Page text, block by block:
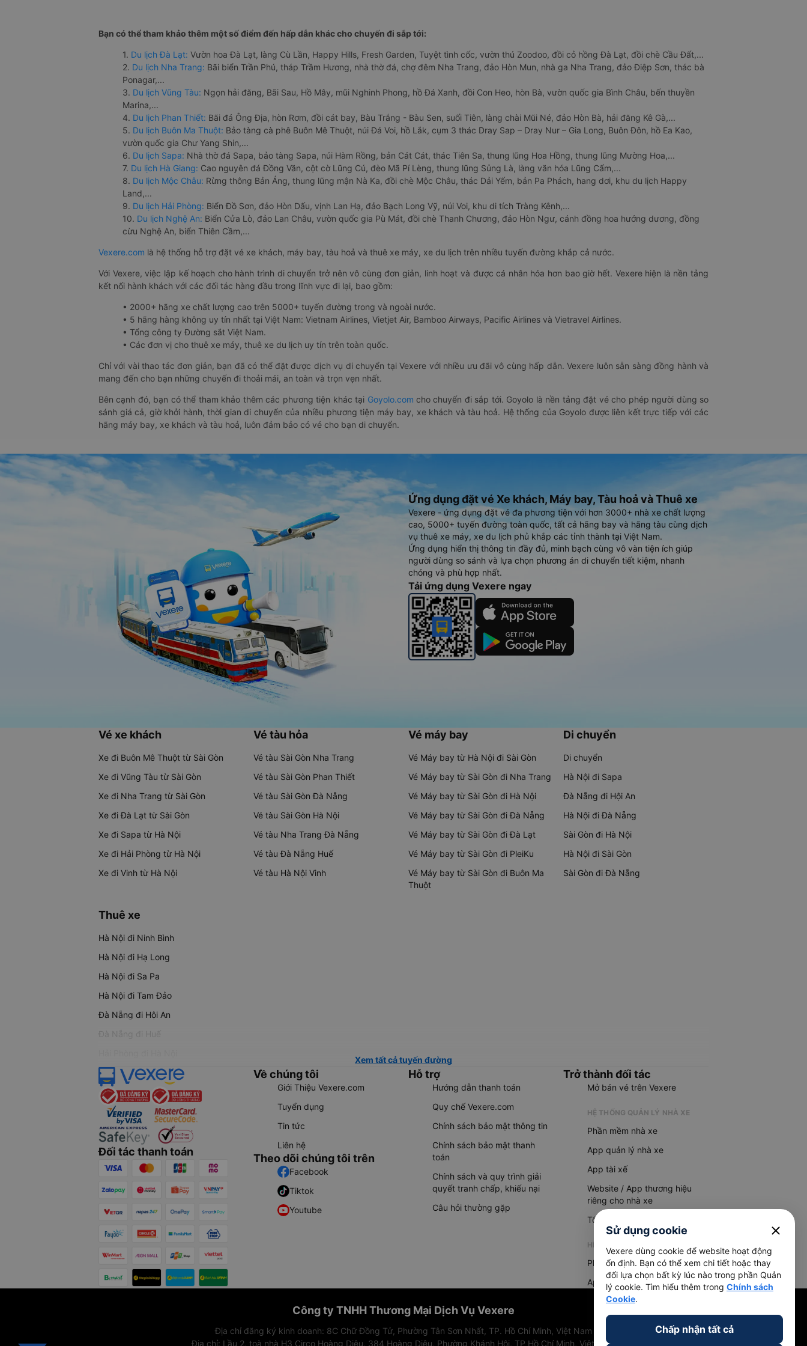
Bạn có thể tham khảo thêm một số điểm đến hấp dẫn khác cho chuyến đi sắp tới:
1. Du lịch Đà Lạt: Vườn hoa Đà Lạt, làng Cù Lần, Happy Hills, Fresh Garden, Tuyệt tình cốc, vườn thú Zoodoo, đồi cỏ hồng Đà Lạt, đồi chè Cầu Đất,...
2. Du lịch Nha Trang: Bãi biển Trần Phú, tháp Trầm Hương, nhà thờ đá, chợ đêm Nha Trang, đảo Hòn Mun, nhà ga Nha Trang, đảo Điệp Sơn, thác bà
Ponagar,...
3. Du lịch Vũng Tàu: Ngọn hải đăng, Bãi Sau, Hồ Mây, mũi Nghinh Phong, hồ Đá Xanh, đồi Con Heo, hòn Bà, vườn quốc gia Bình Châu, bến thuyền
Marina,...
4. Du lịch Phan Thiết: Bãi đá Ông Địa, hòn Rơm, đồi cát bay, Bàu Trắng - Bàu Sen, suối Tiên, làng chài Mũi Né, đảo Hòn Bà, hải đăng Kê Gà,...
5. Du lịch Buôn Ma Thuột: Bảo tàng cà phê Buôn Mê Thuột, núi Đá Voi, hồ Lắk, cụm 3 thác Dray Sap – Dray Nur – Gia Long, Buôn Đôn, hồ Ea Kao,
vườn quốc gia Chư Yang Shin,...
6. Du lịch Sapa: Nhà thờ đá Sapa, bảo tàng Sapa, núi Hàm Rồng, bản Cát Cát, thác Tiên Sa, thung lũng Hoa Hồng, thung lũng Mường Hoa,...
7. Du lịch Hà Giang: Cao nguyên đá Đồng Văn, cột cờ Lũng Cú, đèo Mã Pí Lèng, thung lũng Sủng Là, làng văn hóa Lũng Cẩm,...
8. Du lịch Mộc Châu: Rừng thông Bản Áng, thung lũng mận Nà Ka, đồi chè Mộc Châu, thác Dải Yếm, bản Pa Phách, hang dơi, khu du lịch Happy
Land,...
9. Du lịch Hải Phòng: Biển Đồ Sơn, đảo Hòn Dấu, vịnh Lan Hạ, đảo Bạch Long Vỹ, núi Voi, khu di tích Tràng Kênh,...
10. Du lịch Nghệ An: Biển Cửa Lò, đảo Lan Châu, vườn quốc gia Pù Mát, đồi chè Thanh Chương, đảo Hòn Ngư, cánh đồng hoa hướng dương, đồng
cừu Nghệ An, biển Thiên Cầm,...
Vexere.com là hệ thống hỗ trợ đặt vé xe khách, máy bay, tàu hoả và thuê xe máy, xe du lịch trên nhiều tuyến đường khắp cả nước.
Với Vexere, việc lập kế hoạch cho hành trình di chuyển trở nên vô cùng đơn giản, linh hoạt và được cá nhân hóa hơn bao giờ hết. Vexere hiện là nền tảng
kết nối hành khách với các đối tác hàng đầu trong lĩnh vực đi lại, bao gồm:
• 2000+ hãng xe chất lượng cao trên 5000+ tuyến đường trong và ngoài nước.
• 5 hãng hàng không uy tín nhất tại Việt Nam: Vietnam Airlines, Vietjet Air, Bamboo Airways, Pacific Airlines và Vietravel Airlines.
• Tổng công ty Đường sắt Việt Nam.
• Các đơn vị cho thuê xe máy, thuê xe du lịch uy tín trên toàn quốc.
Chỉ với vài thao tác đơn giản, bạn đã có thể đặt được dịch vụ di chuyển tại Vexere với nhiều ưu đãi vô cùng hấp dẫn. Vexere luôn sẵn sàng đồng hành và
mang đến cho bạn những chuyến đi thoải mái, an toàn và trọn vẹn nhất.
Bên cạnh đó, bạn có thể tham khảo thêm các phương tiện khác tại Goyolo.com cho chuyến đi sắp tới. Goyolo là nền tảng đặt vé cho phép người dùng so
sánh giá cả, giờ khởi hành, thời gian di chuyển của nhiều phương tiện máy bay, xe khách và tàu hoả. Hệ thống của Goyolo được liên kết trực tiếp với các
hãng máy bay, xe khách và tàu hoả, luôn đảm bảo có vé cho bạn di chuyển.
Ứng dụng đặt vé Xe khách, Máy bay, Tàu hoả và Thuê xe
Vexere - ứng dụng đặt vé đa phương tiện với hơn 3000+ nhà xe chất lượng
cao, 5000+ tuyến đường toàn quốc, tất cả hãng bay và hãng tàu cùng dịch
vụ thuê xe máy, xe du lịch phủ khắp các tỉnh thành tại Việt Nam.
Ứng dụng hiển thị thông tin đầy đủ, minh bạch cùng vô vàn tiện ích giúp
người dùng so sánh và lựa chọn phương án di chuyển tiết kiệm, nhanh
chóng và phù hợp nhất.
Tải ứng dụng Vexere ngay
Vé xe khách
Xe đi Buôn Mê Thuột từ Sài Gòn
Xe đi Vũng Tàu từ Sài Gòn
Xe đi Nha Trang từ Sài Gòn
Xe đi Đà Lạt từ Sài Gòn
Xe đi Sapa từ Hà Nội
Xe đi Hải Phòng từ Hà Nội
Xe đi Vinh từ Hà Nội
Vé tàu hỏa
Vé tàu Sài Gòn Nha Trang
Vé tàu Sài Gòn Phan Thiết
Vé tàu Sài Gòn Đà Nẵng
Vé tàu Sài Gòn Hà Nội
Vé tàu Nha Trang Đà Nẵng
Vé tàu Đà Nẵng Huế
Vé tàu Hà Nội Vinh
Vé máy bay
Vé Máy bay từ Hà Nội đi Sài Gòn
Vé Máy bay từ Sài Gòn đi Nha Trang
Vé Máy bay từ Sài Gòn đi Hà Nội
Vé Máy bay từ Sài Gòn đi Đà Nẵng
Vé Máy bay từ Sài Gòn đi Đà Lạt
Vé Máy bay từ Sài Gòn đi PleiKu
Vé Máy bay từ Sài Gòn đi Buôn Ma
Thuột
Di chuyển
Di chuyển
Hà Nội đi Sapa
Đà Nẵng đi Hội An
Hà Nội đi Đà Nẵng
Sài Gòn đi Hà Nội
Hà Nội đi Sài Gòn
Sài Gòn đi Đà Nẵng
Thuê xe
Hà Nội đi Ninh Bình
Hà Nội đi Hạ Long
Hà Nội đi Sa Pa
Hà Nội đi Tam Đảo
Đà Nẵng đi Hội An
Đà Nẵng đi Huế
Xem tất cả tuyến đường
Đối tác thanh toán
Về chúng tôi
Giới Thiệu Vexere.com
Tuyển dụng
Tin tức
Liên hệ
Theo dõi chúng tôi trên
Facebook
Tiktok
Youtube
Hỗ trợ
Hướng dẫn thanh toán
Quy chế Vexere.com
Chính sách bảo mật thông tin
Chính sách bảo mật thanh
toán
Chính sách và quy trình giải
quyết tranh chấp, khiếu nại
Câu hỏi thường gặp
Trở thành đối tác
Mở bán vé trên Vexere
HỆ THỐNG QUẢN LÝ NHÀ XE
Phần mềm nhà xe
App quản lý nhà xe
App tài xế
Website / App thương hiệu
riêng cho nhà xe
Tổng đài AI
HỆ THỐNG QUẢN LÝ HÀNG HOÁ
Phần mềm quản lý hàng hoá
App quản lý hàng hoá
Công ty TNHH Thương Mại Dịch Vụ Vexere
Địa chỉ đăng ký kinh doanh: 8C Chữ Đồng Tử, Phường Tân Sơn Nhất, TP. Hồ Chí Minh, Việt Nam
Địa chỉ: Lầu 2, toà nhà H3 Circo Hoàng Diệu, 384 Hoàng Diệu, Phường Khánh Hội, TP Hồ Chí Minh, Việt Nam
Sử dụng cookie close
Vexere dùng cookie để website hoạt động
ổn định. Bạn có thể xem chi tiết hoặc thay
đổi lựa chọn bất kỳ lúc nào trong phần Quản
lý cookie. Tìm hiểu thêm trong Chính sách
Cookie.
Chấp nhận tất cả